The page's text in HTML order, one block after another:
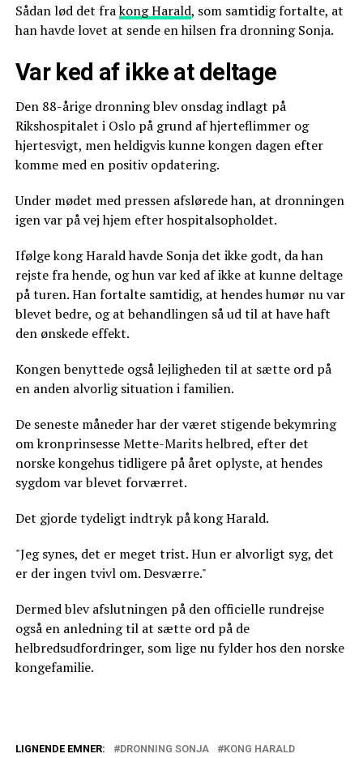
Sådan lød det frakong Harald, som samtidig fortalte, at
han havde lovet at sende en hilsen fra dronning Sonja.
Var ked af ikke at deltage
Den 88-årige dronning blev onsdag indlagt på
Rikshospitalet i Oslo på grund af hjerteflimmer og
hjertesvigt, men heldigvis kunne kongen dagen efter
komme med en positiv opdatering.
Under mødet med pressen afslørede han, at dronningen
igen var på vej hjem efter hospitalsopholdet.
Ifølge kong Harald havde Sonja det ikke godt, da han
rejste fra hende, og hun var ked af ikke at kunne deltage
på turen. Han fortalte samtidig, at hendes humør nu var
blevet bedre, og at behandlingen så ud til at have haft
den ønskede effekt.
Kongen benyttede også lejligheden til at sætte ord på
en anden alvorlig situation i familien.
De seneste måneder har der været stigende bekymring
om kronprinsesse Mette-Marits helbred, efter det
norske kongehus tidligere på året oplyste, at hendes
sygdom var blevet forværret.
Det gjorde tydeligt indtryk på kong Harald.
"Jeg synes, det er meget trist. Hun er alvorligt syg, det
er der ingen tvivl om. Desværre."
Dermed blev afslutningen på den officielle rundrejse
også en anledning til at sætte ord på de
helbredsudfordringer, som lige nu fylder hos den norske
kongefamilie.
LIGNENDE EMNER: DRONNING SONJA KONG HARALD